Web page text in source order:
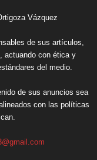
Vázquez
de sus artículos,
actuando con ética y
del medio.
de sus anuncios sea
con las políticas